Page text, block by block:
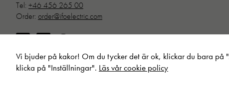
Tel: +46 456 265 00
Order: order@ifoelectric.com
© Ifö Electric
Vi bjuder på kakor! Om du tycker det är ok, klickar du bara
klicka på "Inställningar". Läs vår cookie policy